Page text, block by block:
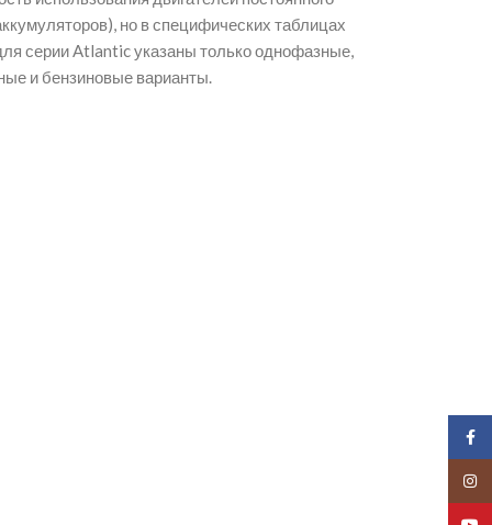
но в специфических таблицах
серии Atlantic указаны только однофазные,
и бензиновые варианты.